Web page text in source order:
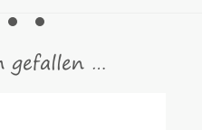
gefallen …